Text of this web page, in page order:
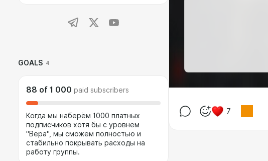
GOALS 4
88 of 1 000 paid subscribers
Когда мы наберём 1000 платных
подписчиков хотя бы с уровнем
"Вера", мы сможем полностью и
стабильно покрывать расходы на
работу группы.
7